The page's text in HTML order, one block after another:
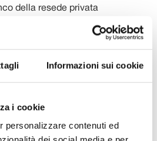
Informazioni sui cookie
i cookie
personalizzare contenuti ed
della resede privata
proprietà del palazzo la
vita natural durante il
a eccezione del primo piano,
del Complesso di San
conferenza stampa alla quale,
Marcello Bertocchini e